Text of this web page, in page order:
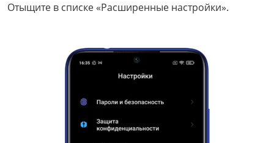
Отыщите в списке «Расширенные настройки».